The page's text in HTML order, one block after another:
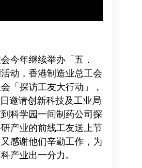
今年继续举办「五．
动，香港制造业总工会
「探访工友大行动」，
邀请创新科技及工业局
科学园一间制药公司探
产业的前线工友送上节
感谢他们辛勤工作，为
产业出一分力。